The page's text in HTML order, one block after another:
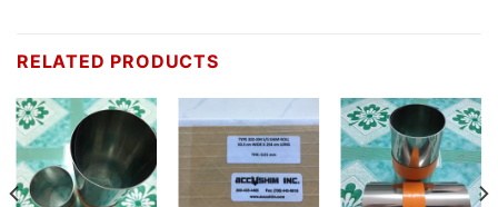
RELATED PRODUCTS